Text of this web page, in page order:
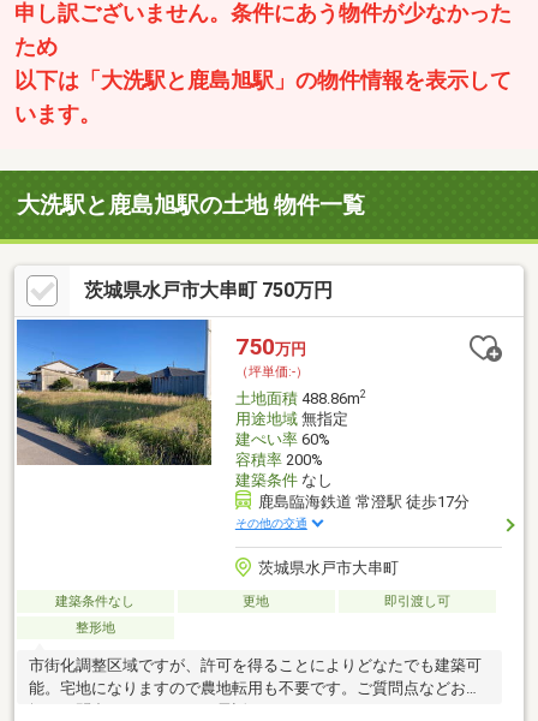
申し訳ございません。条件にあう物件が少なかった
ため
以下は「大洗駅と鹿島旭駅」の物件情報を表示して
います。
大洗駅と鹿島旭駅の土地 物件一覧
茨城県水戸市大串町 750万円
750万円
（坪単価:-）
土地面積488.86m2
用途地域無指定
建ぺい率60%
容積率200%
建築条件なし
鹿島臨海鉄道 常澄駅 徒歩17分
その他の交通
茨城県水戸市大串町
建築条件なし 更地
即引渡し可
整形地
市街化調整区域ですが、許可を得ることによりどなたでも建築可
能。宅地になりますので農地転用も不要です。ご質問点などお気